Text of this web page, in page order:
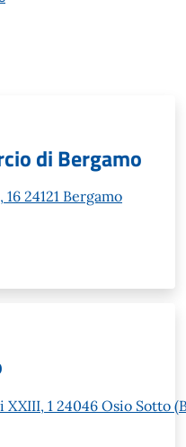
di Bergamo
24121 Bergamo
XXIII, 1 24046 Osio Sotto